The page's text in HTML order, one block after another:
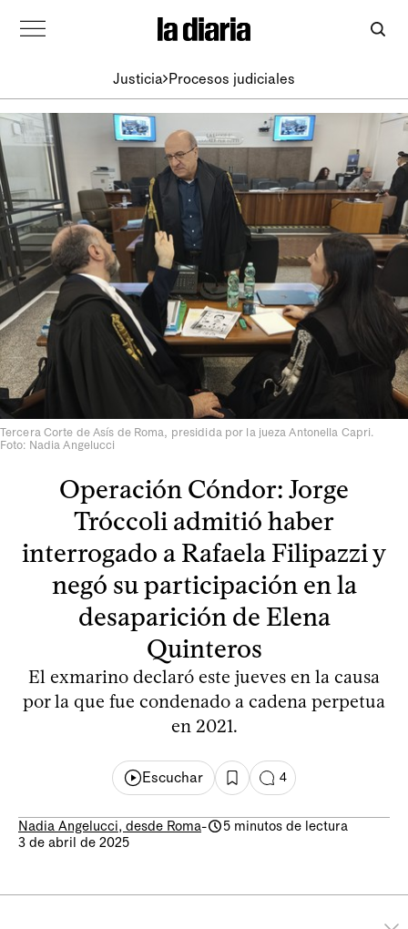
Justicia Procesos judiciales
Tercera Corte de Asís de Roma, presidida por la jueza Antonella Capri.
Foto: Nadia Angelucci
Operación Cóndor: Jorge
Tróccoli admitió haber
interrogado a Rafaela Filipazzi y
negó su participación en la
desaparición de Elena
Quinteros
El exmarino declaró este jueves en la causa
por la que fue condenado a cadena perpetua
en 2021.
Escuchar 4
Nadia Angelucci, desde Roma-
5 minutos de lectura
3 de abril de 2025